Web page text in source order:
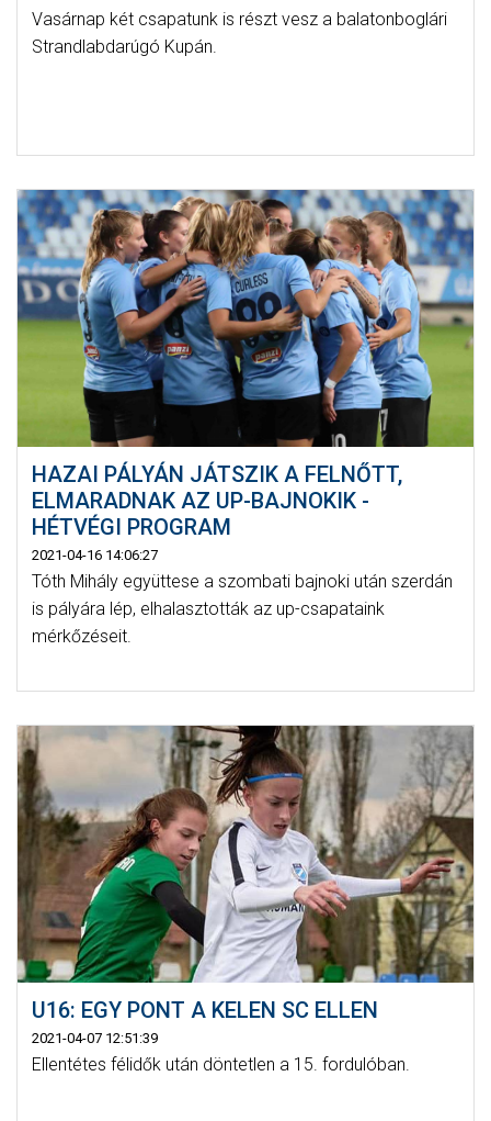
Vasárnap két csapatunk is részt vesz a balatonboglári
Strandlabdarúgó Kupán.
HAZAI PÁLYÁN JÁTSZIK A FELNŐTT,
ELMARADNAK AZ UP-BAJNOKIK -
HÉTVÉGI PROGRAM
2021-04-16 14:06:27
Tóth Mihály együttese a szombati bajnoki után szerdán
is pályára lép, elhalasztották az up-csapataink
mérkőzéseit.
U16: EGY PONT A KELEN SC ELLEN
2021-04-07 12:51:39
Ellentétes félidők után döntetlen a 15. fordulóban.